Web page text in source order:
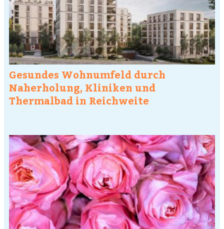
Gesundes Wohnumfeld durch
Naherholung, Kliniken und
Thermalbad in Reichweite